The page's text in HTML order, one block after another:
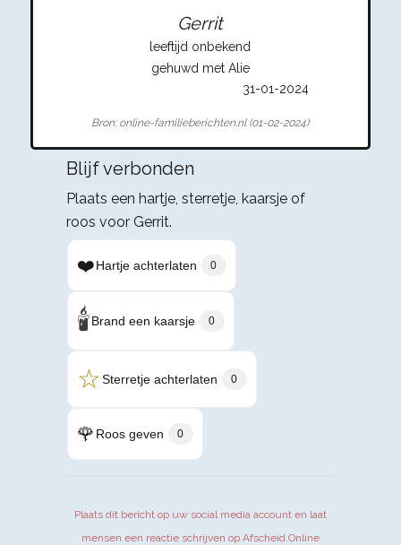
Gerrit
leeftijd onbekend
gehuwd met Alie
31-01-2024
Bron: online-familieberichten.nl (01-02-2024)
Blijf verbonden
Plaats een hartje, sterretje, kaarsje of
roos voor Gerrit.
❤️Hartje achterlaten 0
🕯️Brand een kaarsje 0
☆Sterretje achterlaten 0
🌹 Roos geven 0
Plaats dit bericht op uw social media account en laat
mensen een reactie schrijven op Afscheid.Online